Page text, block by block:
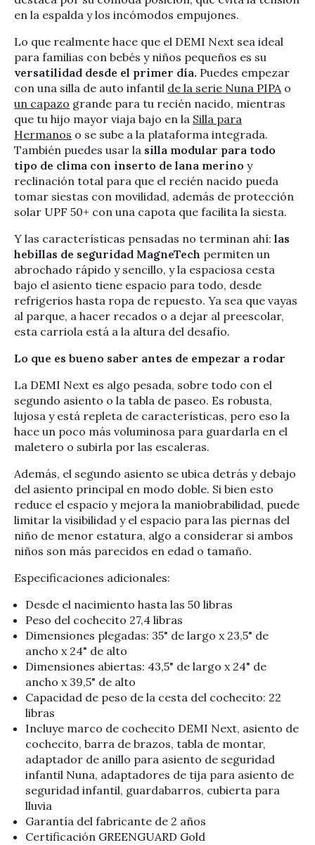
en la espalda y los incómodos empujones.
Lo que realmente hace que el DEMI Next sea ideal
para familias con bebés y niños pequeños es su
versatilidad desde el primer día. Puedes empezar
con una silla de auto infantil de la serie Nuna PIPAo
un capazo grande para tu recién nacido, mientras
que tu hijo mayor viaja bajo en la Silla para
Hermanos o se sube a la plataforma integrada.
También puedes usar la silla modular para todo
tipo de clima con inserto de lana merino y
reclinación total para que el recién nacido pueda
tomar siestas con movilidad, además de protección
solar UPF 50+ con una capota que facilita la siesta.
Y las características pensadas no terminan ahí:las
hebillas de seguridad MagneTech permiten un
abrochado rápido y sencillo, y la espaciosa cesta
bajo el asiento tiene espacio para todo, desde
refrigerios hasta ropa de repuesto. Ya sea que vayas
al parque, a hacer recados o a dejar al preescolar,
esta carriola está a la altura del desafío.
Lo que es bueno saber antes de empezar a rodar
La DEMI Next es algo pesada, sobre todo con el
segundo asiento o la tabla de paseo. Es robusta,
lujosa y está repleta de características, pero eso la
hace un poco más voluminosa para guardarla en el
maletero o subirla por las escaleras.
Además, el segundo asiento se ubica detrás y debajo
del asiento principal en modo doble. Si bien esto
reduce el espacio y mejora la maniobrabilidad, puede
limitar la visibilidad y el espacio para las piernas del
niño de menor estatura, algo a considerar si ambos
niños son más parecidos en edad o tamaño.
Especificaciones adicionales:
Desde el nacimiento hasta las 50 libras
Peso del cochecito 27,4 libras
Dimensiones plegadas: 35" de largo x 23,5" de
ancho x 24" de alto
Dimensiones abiertas: 43,5" de largo x 24" de
ancho x 39,5" de alto
Capacidad de peso de la cesta del cochecito: 22
libras
Incluye marco de cochecito DEMI Next, asiento de
cochecito, barra de brazos, tabla de montar,
adaptador de anillo para asiento de seguridad
infantil Nuna, adaptadores de tija para asiento de
seguridad infantil, guardabarros, cubierta para
lluvia
Garantía del fabricante de 2 años
Certificación GREENGUARD Gold